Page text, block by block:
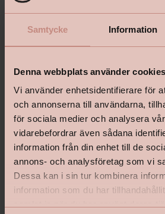
Samtycke Information
Denna webbplats använder cookies
Vi använder enhetsidentifierare för
och annonserna till användarna,
för sociala medier och analysera
vidarebefordrar även sådana
information från din enhet till de
annons- och analysföretag som vi
Dessa kan i sin tur kombinera
information som du har
Bostik Hernia Non Wovenlim
Pris från